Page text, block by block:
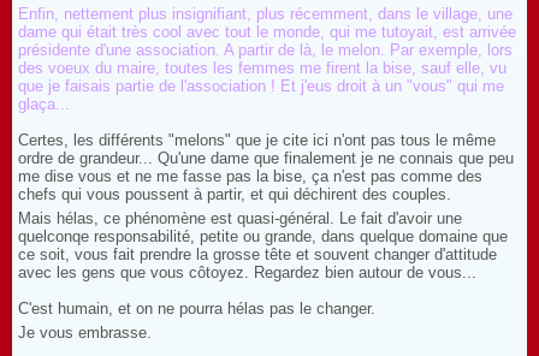
Enfin, nettement plus insignifiant, plus récemment, dans le village, une
dame qui était très cool avec tout le monde, qui me tutoyait, est arrivée
présidente d'une association. A partir de là, le melon. Par exemple, lors
des voeux du maire, toutes les femmes me firent la bise, sauf elle, vu
que je faisais partie de l'association ! Et j'eus droit à un "vous" qui me
glaça...
Certes, les différents "melons" que je cite ici n'ont pas tous le même
ordre de grandeur... Qu'une dame que finalement je ne connais que peu
me dise vous et ne me fasse pas la bise, ça n'est pas comme des
chefs qui vous poussent à partir, et qui déchirent des couples.
Mais hélas, ce phénomène est quasi-général. Le fait d'avoir une
quelconqe responsabilité, petite ou grande, dans quelque domaine que
ce soit, vous fait prendre la grosse tête et souvent changer d'attitude
avec les gens que vous côtoyez. Regardez bien autour de vous...
C'est humain, et on ne pourra hélas pas le changer.
Je vous embrasse.